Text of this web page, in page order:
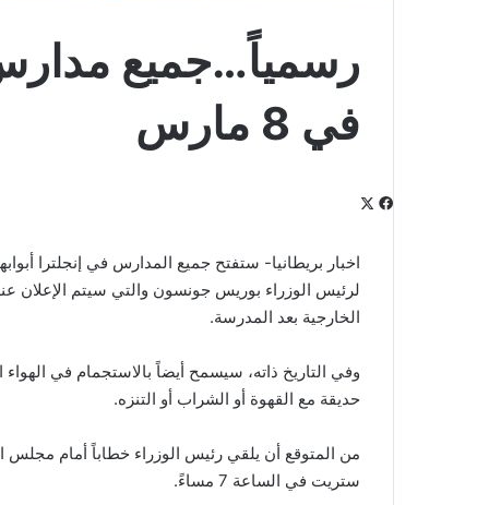
رسمياً…جميع مدارس
في 8 مارس
فيسبوك
لرئيس الوزراء بوريس جونسون والتي سيتم الإعلان
الخارجية بعد المدرسة.
وفي التاريخ ذاته، سيسمح أيضاً بالاستجمام في
حديقة مع القهوة أو الشراب أو التنزه.
ستريت في الساعة 7 مساءً.